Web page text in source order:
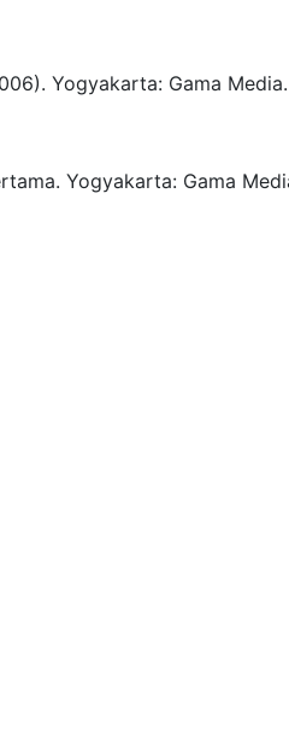
Yogyakarta: Gama Media.
Yogyakarta: Gama